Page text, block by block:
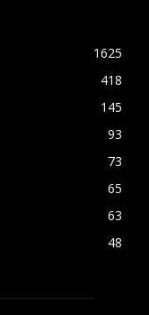
1625
418
145
93
73
65
63
48